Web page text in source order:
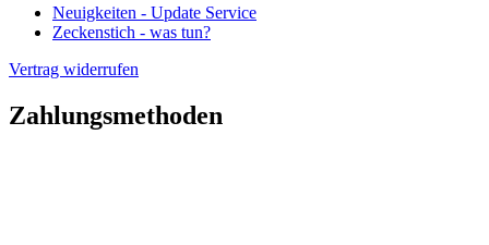
Neuigkeiten - Update Service
Zeckenstich - was tun?
Vertrag widerrufen
Zahlungsmethoden